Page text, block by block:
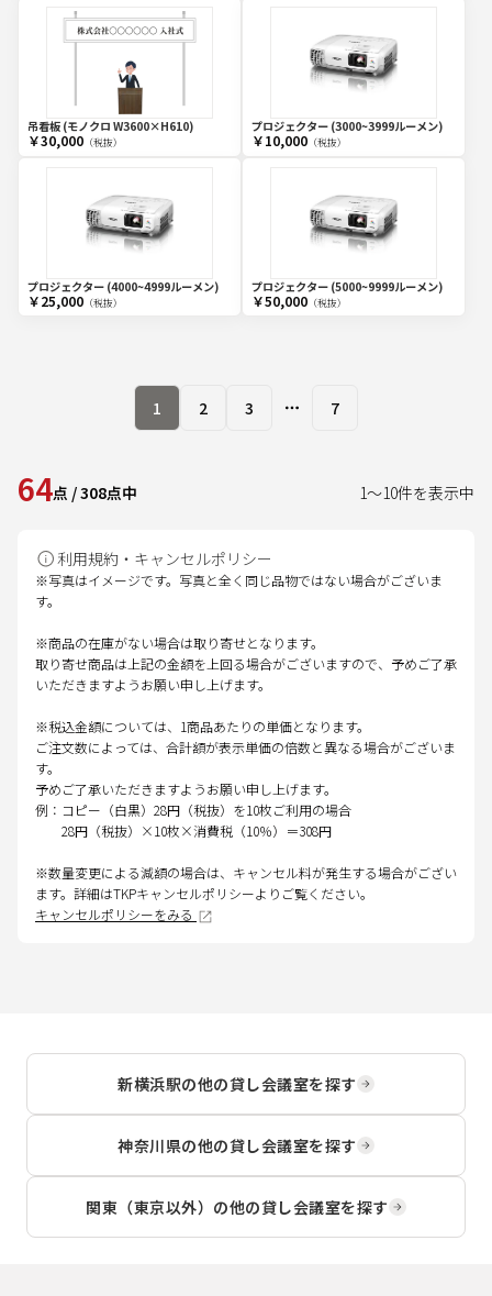
吊看板 (モノクロ W3600×H610)
￥30,000（税抜）
プロジェクター (3000~3999ルーメン)
￥10,000（税抜）
プロジェクター (4000~4999ルーメン)
￥25,000（税抜）
プロジェクター (5000~9999ルーメン)
￥50,000（税抜）
1 2 3 More pages
7
64点 /308点中 1～10件を表示中
利用規約・キャンセルポリシー
※写真はイメージです。写真と全く同じ品物ではない場合がございま
す。
※商品の在庫がない場合は取り寄せとなります。
取り寄せ商品は上記の金額を上回る場合がございますので、予めご了承
いただきますようお願い申し上げます。
※税込金額については、1商品あたりの単価となります。
ご注文数によっては、合計額が表示単価の倍数と異なる場合がございま
す。
予めご了承いただきますようお願い申し上げます。
例：コピー（白黒）28円（税抜）を10枚ご利用の場合
28円（税抜）×10枚×消費税（10％）＝308円
※数量変更による減額の場合は、キャンセル料が発生する場合がござい
ます。詳細はTKPキャンセルポリシーよりご覧ください。
キャンセルポリシーをみる
新横浜駅の他の貸し会議室を探す
神奈川県の他の貸し会議室を探す
関東（東京以外） の他の貸し会議室を探す